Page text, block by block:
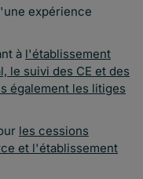
expérience
à l'établissement
le suivi des CE et des
également les litiges
les cessions
et l'établissement